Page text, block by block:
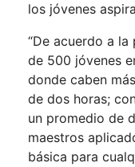
los jóvenes
“De acuerdo a
de 500 jóvenes
donde caben
de dos horas;
un promedio de
maestros
básica para